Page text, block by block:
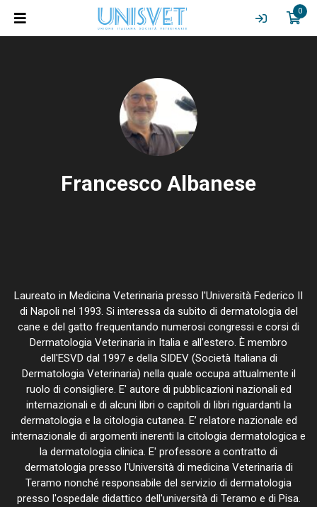
Francesco Albanese
Laureato in Medicina Veterinaria presso l'Università Federico II
di Napoli nel 1993. Si interessa da subito di dermatologia del
cane e del gatto frequentando numerosi congressi e corsi di
Dermatologia Veterinaria in Italia e all'estero. È membro
dell'ESVD dal 1997 e della SIDEV (Società Italiana di
Dermatologia Veterinaria) nella quale occupa attualmente il
ruolo di consigliere. E' autore di pubblicazioni nazionali ed
internazionali e di alcuni libri o capitoli di libri riguardanti la
dermatologia e la citologia cutanea. E’ relatore nazionale ed
internazionale di argomenti inerenti la citologia dermatologica e
la dermatologia clinica. E' professore a contratto di
dermatologia presso l'Università di medicina Veterinaria di
Teramo nonché responsabile del servizio di dermatologia
presso l'ospedale didattico dell'università di Teramo e di Pisa.
0